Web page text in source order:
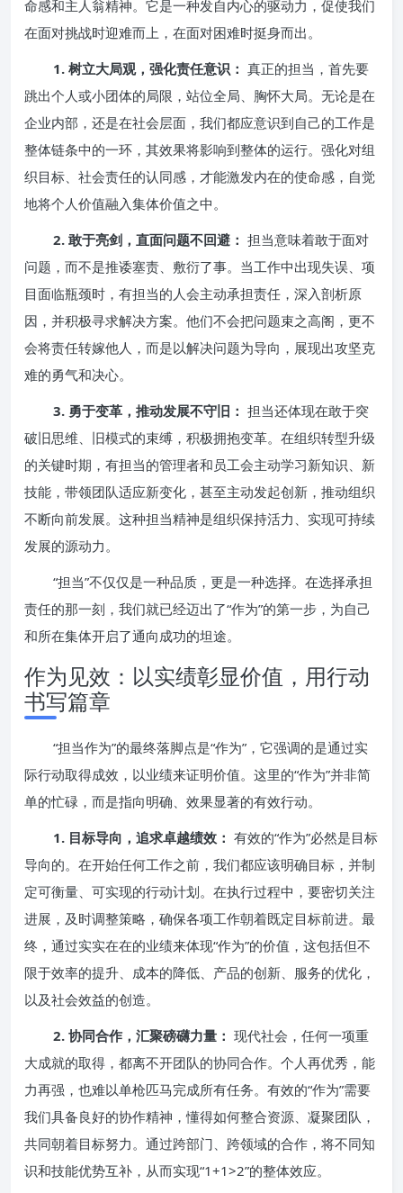
命感和主人翁精神。它是一种发自内心的驱动力，促使我们
在面对挑战时迎难而上，在面对困难时挺身而出。
1. 树立大局观，强化责任意识： 真正的担当，首先要
跳出个人或小团体的局限，站位全局、胸怀大局。无论是在
企业内部，还是在社会层面，我们都应意识到自己的工作是
整体链条中的一环，其效果将影响到整体的运行。强化对组
织目标、社会责任的认同感，才能激发内在的使命感，自觉
地将个人价值融入集体价值之中。
2. 敢于亮剑，直面问题不回避： 担当意味着敢于面对
问题，而不是推诿塞责、敷衍了事。当工作中出现失误、项
目面临瓶颈时，有担当的人会主动承担责任，深入剖析原
因，并积极寻求解决方案。他们不会把问题束之高阁，更不
会将责任转嫁他人，而是以解决问题为导向，展现出攻坚克
难的勇气和决心。
3. 勇于变革，推动发展不守旧： 担当还体现在敢于突
破旧思维、旧模式的束缚，积极拥抱变革。在组织转型升级
的关键时期，有担当的管理者和员工会主动学习新知识、新
技能，带领团队适应新变化，甚至主动发起创新，推动组织
不断向前发展。这种担当精神是组织保持活力、实现可持续
发展的源动力。
“担当”不仅仅是一种品质，更是一种选择。在选择承担
责任的那一刻，我们就已经迈出了“作为”的第一步，为自己
和所在集体开启了通向成功的坦途。
作为见效：以实绩彰显价值，用行动
书写篇章
“担当作为”的最终落脚点是“作为”，它强调的是通过实
际行动取得成效，以业绩来证明价值。这里的“作为”并非简
单的忙碌，而是指向明确、效果显著的有效行动。
1. 目标导向，追求卓越绩效： 有效的“作为”必然是目标
导向的。在开始任何工作之前，我们都应该明确目标，并制
定可衡量、可实现的行动计划。在执行过程中，要密切关注
进展，及时调整策略，确保各项工作朝着既定目标前进。最
终，通过实实在在的业绩来体现“作为”的价值，这包括但不
限于效率的提升、成本的降低、产品的创新、服务的优化，
以及社会效益的创造。
2. 协同合作，汇聚磅礴力量： 现代社会，任何一项重
大成就的取得，都离不开团队的协同合作。个人再优秀，能
力再强，也难以单枪匹马完成所有任务。有效的“作为”需要
我们具备良好的协作精神，懂得如何整合资源、凝聚团队，
共同朝着目标努力。通过跨部门、跨领域的合作，将不同知
识和技能优势互补，从而实现“1+1>2”的整体效应。